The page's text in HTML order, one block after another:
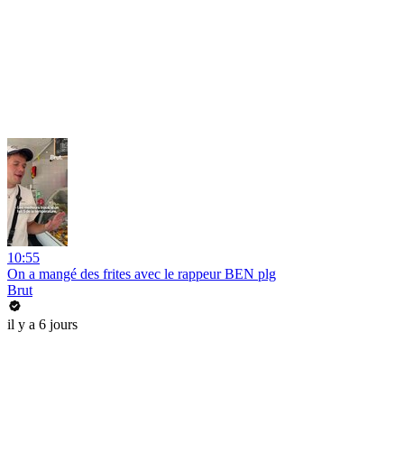
10:55
On a mangé des frites avec le rappeur BEN plg
Brut
il y a 6 jours